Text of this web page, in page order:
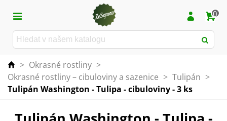
0
> Okrasné rostliny >
Okrasné rostliny – cibuloviny a sazenice > Tulipán >
Tulipán Washington - Tulipa - cibuloviny - 3 ks